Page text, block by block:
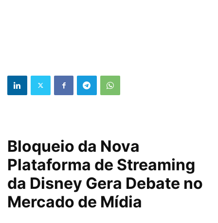
Bloqueio da Nova
Plataforma de Streaming
da Disney Gera Debate no
Mercado de Mídia